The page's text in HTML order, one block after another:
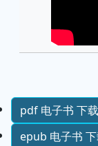
pdf 电子书 下载
epub 电子书